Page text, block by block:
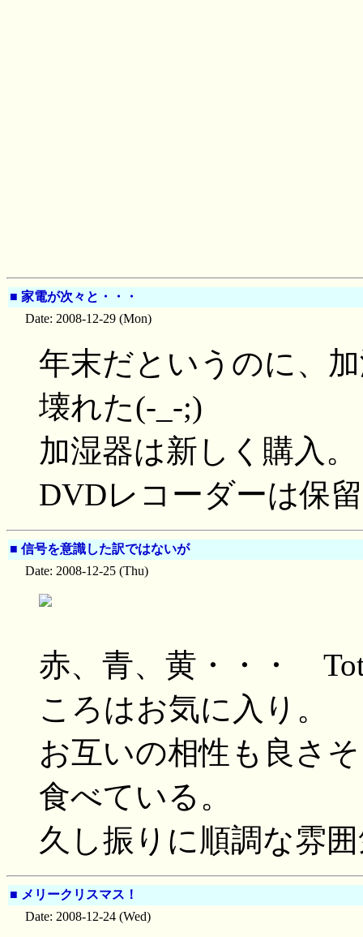
■ 家電が次々と・・・
Date: 2008-12-29 (Mon)
年末だというのに、
壊れた(-_-;)
加湿器は新しく購入。
DVDレコーダーは保
■ 信号を意識した訳ではないが
Date: 2008-12-25 (Thu)
赤、青、黄・・・
ころはお気に入り。
お互いの相性も良さ
食べている。
久し振りに順調な雰
■ メリークリスマス！
Date: 2008-12-24 (Wed)